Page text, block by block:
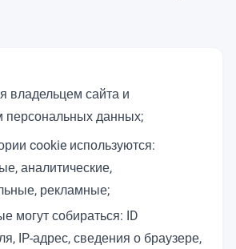
владельцем сайта и
персональных данных;
cookie используются:
аналитические,
рекламные;
могут собираться: ID
IP-адрес, сведения о браузере,